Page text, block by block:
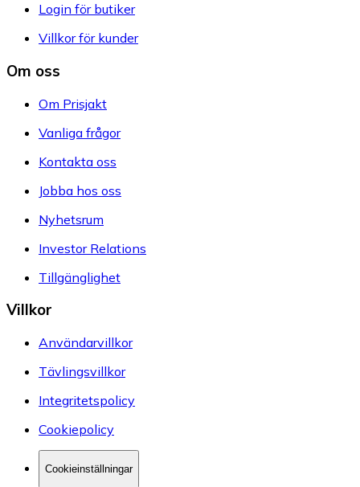
Login för butiker
Villkor för kunder
Om oss
Om Prisjakt
Vanliga frågor
Kontakta oss
Jobba hos oss
Nyhetsrum
Investor Relations
Tillgänglighet
Villkor
Användarvillkor
Tävlingsvillkor
Integritetspolicy
Cookiepolicy
Cookieinställningar